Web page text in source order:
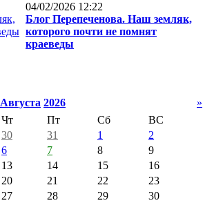
04/02/2026 12:22
Блог Перепеченова. Наш земляк,
которого почти не помнят
краеведы
Августа 2026
»
Чт Пт Сб
ВС
30 31 1
2
6 7 8
9
13 14 15
16
20 21 22
23
27 28 29
30